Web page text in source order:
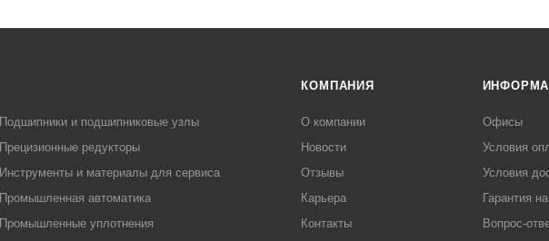
Подшипники и подшипниковые узлы
Прецизионные редукторы
Инструменты и материалы для сервиса
Промышленная автоматика
Промышленные уплотнения
КОМПАНИЯ
О компании
Новости
Отзывы
Карьера
Контакты
Офисы
Условия
Условия
Гарантия
Вопрос-